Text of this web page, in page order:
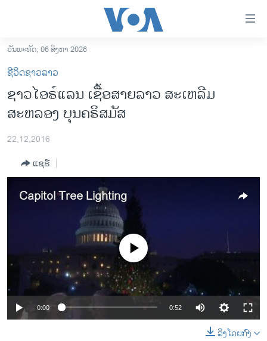
ເຂົ້າ
ຫາ
ຂ້າມ
ຂ້າມ
ຂ້າມ
ຫາ
ອາເມຣິກາ
ການເລືອກຕັ້ງ ປະທານາທີບໍດີ ສະຫະລັດ 2024
ຂ່າວ​ຈີນ
ໂລກ
ເອເຊຍ
ອິດສະຫຼະພາບດ້ານການຂ່າວ
ຊຸມຊົນຊາວລາວ
ວິທະຍາສາດ-ເທັກໂນໂລຈີ
ທຸລະກິດ
ພາສາອັງກິດ
ວັນພະຫັດ, 06 ສິງຫາ 2026
ຊີວິດຊາວລາວ
ຊາວໄອຣ໌ແລນ ເຊື້ອສາຍລາວ ສະເຫລີມ
ສະຫລອງ ບຸນຄຣິສມັສ
22,12,2016
ແຊຣ໌
Capitol Tree Lighting
No media source currently available
0:00 0:52
ລິງໂດຍກົງ